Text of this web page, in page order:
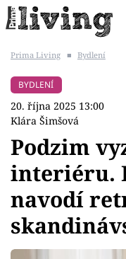
BYDLENÍ SLAVNÝCH
Témata
Bydlení
Zahrada
Prima Living ■ Bydlení
BYDLENÍ
20. října 2025 13:00
Klára Šimšová
Podzim
interiéru.
navodí